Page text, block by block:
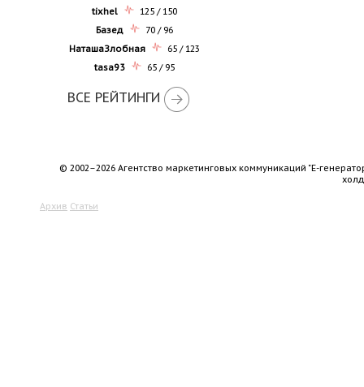
tixhel
125 / 150
Базед
70 / 96
НаташаЗлобная
65 / 123
tasa93
65 / 95
ВСЕ РЕЙТИНГИ
© 2002–2026 Агентство маркетинговых коммуникаций "Е-
Архив Статьи